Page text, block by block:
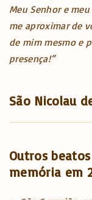
Meu Senhor e
me aproximar de
de mim mesmo e
presença!”
São Nicolau
Outros
memória em